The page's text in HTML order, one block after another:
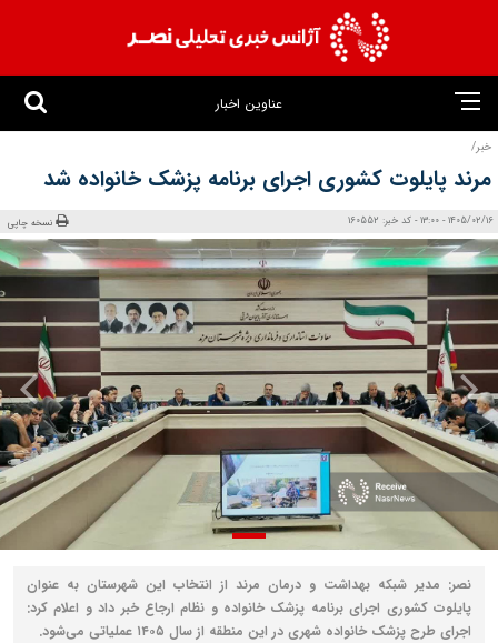
عناوین اخبار
خبر/
مرند پایلوت کشوری اجرای برنامه پزشک خانواده شد
1405/02/16 - 13:00 - کد خبر: 160552 نسخه چاپی
نصر: مدیر شبکه بهداشت و درمان مرند از انتخاب این شهرستان به عنوان
پایلوت کشوری اجرای برنامه پزشک خانواده و نظام ارجاع خبر داد و اعلام کرد:
اجرای طرح پزشک خانواده شهری در این منطقه از سال ۱۴۰۵ عملیاتی می‌شود.